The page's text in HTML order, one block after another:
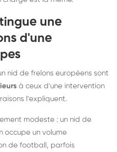
une
d'une
nid de frelons européens sont
à ceux d'une intervention
l'expliquent.
modeste : un nid de
occupe un volume
de football, parfois